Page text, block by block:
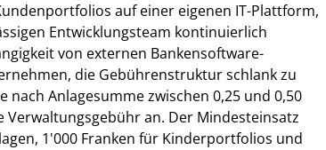
auf einer eigenen IT-Plattform,
Entwicklungsteam kontinuierlich
von externen Bankensoftware-
die Gebührenstruktur schlank zu
nach Anlagesumme zwischen 0,25 und 0,50
Verwaltungsgebühr an. Der Mindesteinsatz
1'000 Franken für Kinderportfolios und